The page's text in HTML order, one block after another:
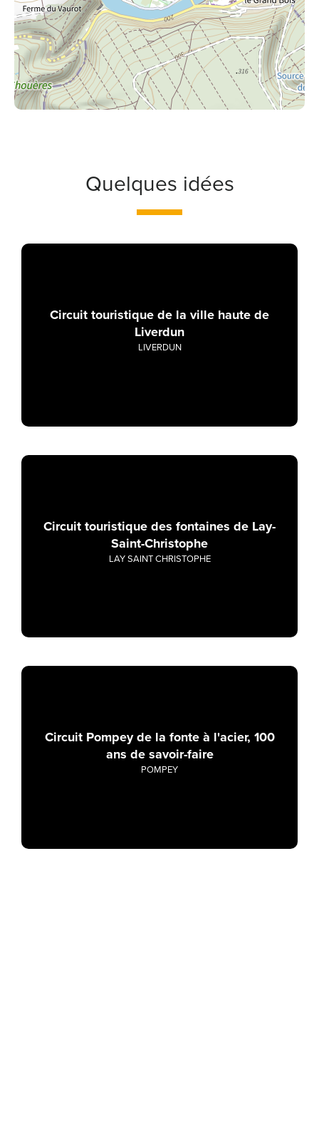
Quelques idées
Circuit touristique de la ville haute de
Liverdun
LIVERDUN
Circuit touristique des fontaines de Lay-
Saint-Christophe
LAY SAINT CHRISTOPHE
Circuit Pompey de la fonte à l'acier, 100
ans de savoir-faire
POMPEY